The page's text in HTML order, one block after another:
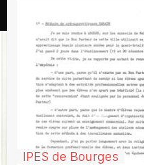
IPES de Bourges